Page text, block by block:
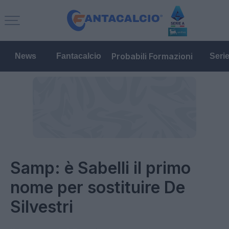
News Fantacalcio Probabili Formazioni
Samp: è Sabelli il primo
nome per sostituire De
Silvestri